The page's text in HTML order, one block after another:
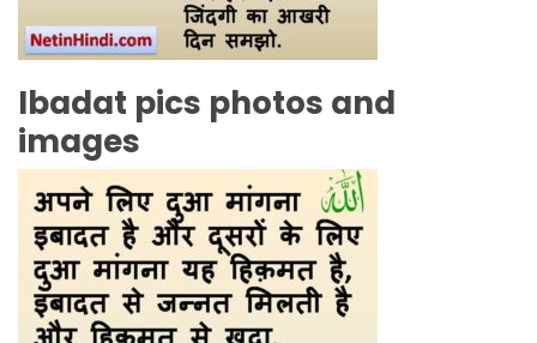
Ibadat pics photos and
images